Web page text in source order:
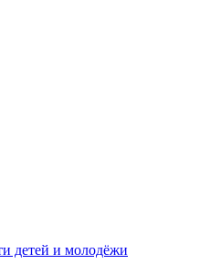
детей и молодёжи